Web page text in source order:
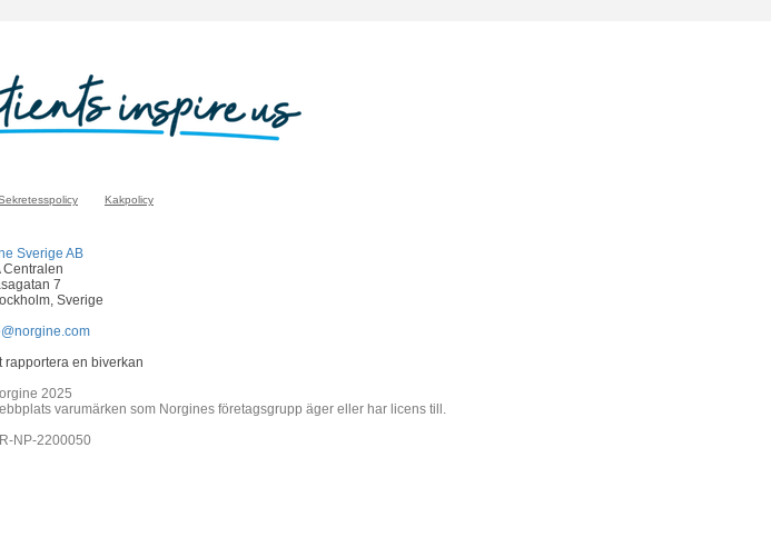
Kakpolicy
Sverige AB
Centralen
7
Sverige
rapportera en biverkan
2025
varumärken som Norgines företagsgrupp äger eller har licens till.
NP-2200050